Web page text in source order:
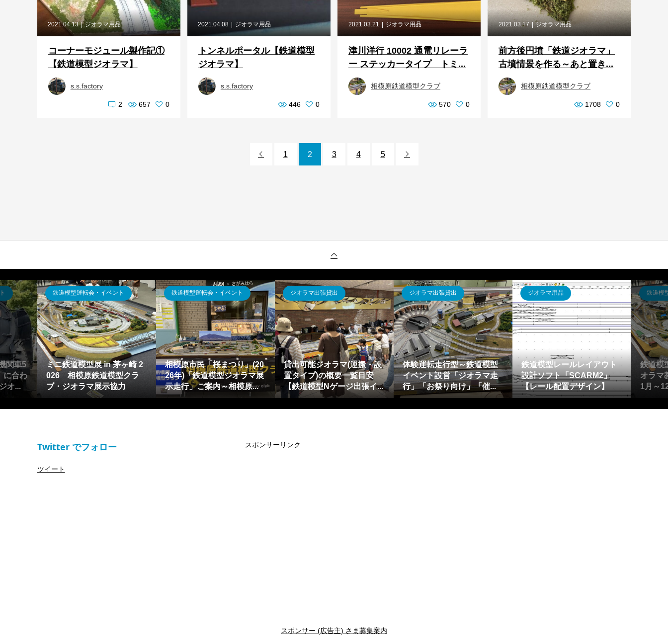
2021.04.13 ジオラマ用品
コーナーモジュール製作記①
【鉄道模型ジオラマ】
s.s.factory
2 657 0
2021.04.08 ジオラマ用品
トンネルポータル【鉄道模型
ジオラマ】
s.s.factory
446 0
2021.03.21 ジオラマ用品
津川洋行 10002 通電リレーラ
ー ステッカータイプ トミ...
相模原鉄道模型クラブ
570 0
2021.03.17 ジオラマ用品
前方後円墳「鉄道ジオラマ」
古墳情景を作る～あと置き...
相模原鉄道模型クラブ
1708 0
 1 2 3 4 5 
関車5
に合わ
オ...
鉄道模型運転会・イベント
ミニ鉄道模型展 in 茅ヶ崎 2
026 相模原鉄道模型クラ
ブ・ジオラマ展示協力
鉄道模型運転会・イベント
相模原市民「桜まつり」(20
26年)「鉄道模型ジオラマ展
示走行」ご案内～相模原...
ジオラマ出張貸出
貸出可能ジオラマ(運搬・設
置タイプ)の概要一覧目安
【鉄道模型Nゲージ出張イ...
ジオラマ出張貸出
体験運転走行型～鉄道模型
イベント設営「ジオラマ走
行」「お祭り向け」「催...
ジオラマ用品
鉄道模型レールレイアウト
設計ソフト「SCARM2」
【レール配置デザイン】
鉄道模
鉄道模
オラマ
1月～
Twitter でフォロー
ツイート
スポンサーリンク
スポンサー (広告主) さま募集案内